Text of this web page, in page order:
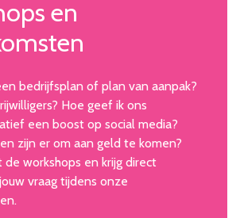
en
bedrijfsplan of plan van aanpak?
Hoe geef ik ons
een boost op social media?
zijn er om aan geld te komen?
workshops en krijg direct
vraag tijdens onze